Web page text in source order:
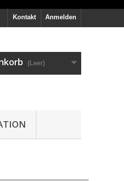
Anmelden
Kontakt
(Leer)